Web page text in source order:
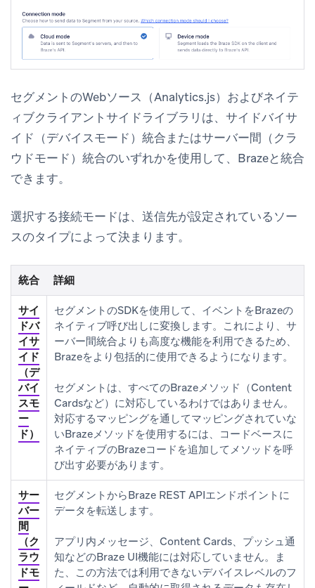
セグメントのWebソース（Analytics.js）およびネイテ
ィブクライアントサイドライブラリは、サイドバイサ
イド（デバイスモード）統合またはサーバー間（クラ
ウドモード）統合のいずれかを使用して、Brazeと統合
できます。
選択する接続モードは、送信先が設定されているソー
スのタイプによって決まります。
統合 詳細
サイ
ドバ
イサ
イド
（デ
バイ
スモ
ー
ド）
セグメントのSDKを使用して、イベントをBrazeの
ネイティブ呼び出しに変換します。これにより、サ
ーバー間統合よりも高度な機能を利用できるため、
Brazeをより包括的に使用できるようになります。
セグメントは、すべてのBrazeメソッド（Content
Cardsなど）に対応しているわけではありません。
対応するマッピングを通してマッピングされていな
いBrazeメソッドを使用するには、コードベースに
ネイティブのBrazeコードを追加してメソッドを呼
び出す必要があります。
サー
バー
間
（ク
ラウ
ドモ
セグメントからBraze REST APIエンドポイントに
データを転送します。
アプリ内メッセージ、Content Cards、プッシュ通
知などのBraze UI機能には対応していません。ま
た、この方法では利用できないデバイスレベルのフ